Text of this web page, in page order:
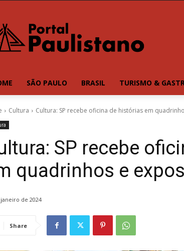
SÃO PAULO BRASIL TURISMO &
Cultura Cultura: SP recebe oficina de histórias em
SP recebe
quadrinhos e
de 2024
Share